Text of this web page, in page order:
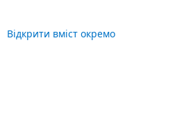
Відкрити вміст окремо